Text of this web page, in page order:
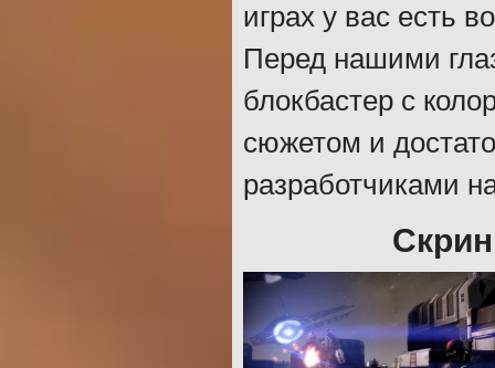
играх у вас есть
Перед нашими
блокбастер с
сюжетом и
разработчиками